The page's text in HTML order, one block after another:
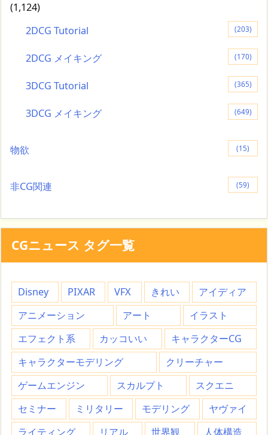
(1,124)
2DCG Tutorial
(203)
2DCG メイキング (170)
3DCG Tutorial (365)
3DCG メイキング (649)
物欲 (15)
非CG関連 (59)
CGニュース タグ一覧
Disney PIXAR VFX きれい
アイディア
アニメーション
アート
イラスト
エフェクト系
カッコいい
キャラクターCG
キャラクターモデリング
クリーチャー
ゲームエンジン
スカルプト
スクエニ
セミナー
ミリタリー モデリング
ヤヴァイ
ライティング
リアル 世界観
人体構造